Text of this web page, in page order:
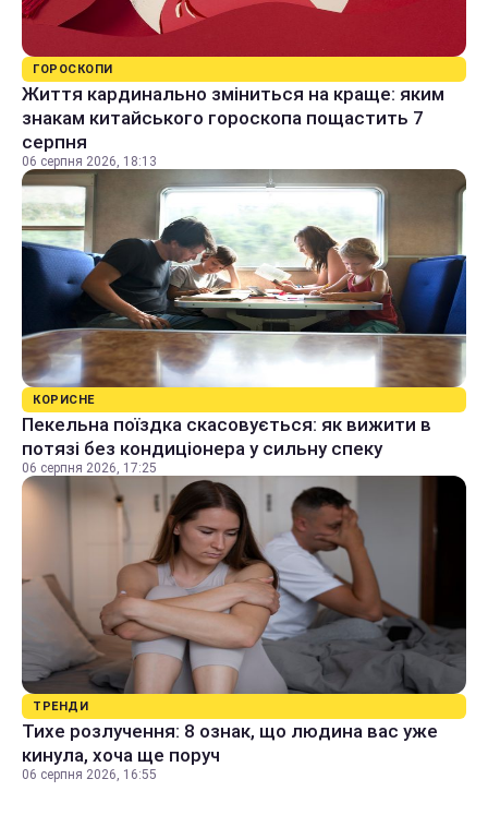
ГОРОСКОПИ
Життя кардинально зміниться на краще: яким
знакам китайського гороскопа пощастить 7
серпня
06 серпня 2026, 18:13
КОРИСНЕ
Пекельна поїздка скасовується: як вижити в
потязі без кондиціонера у сильну спеку
06 серпня 2026, 17:25
ТРЕНДИ
Тихе розлучення: 8 ознак, що людина вас уже
кинула, хоча ще поруч
06 серпня 2026, 16:55